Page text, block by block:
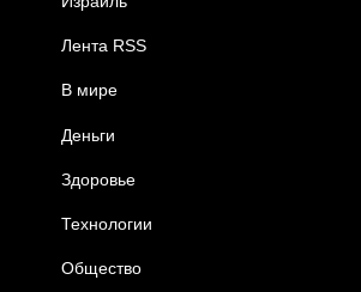
Лента RSS
В мире
Деньги
Здоровье
Технологии
Общество